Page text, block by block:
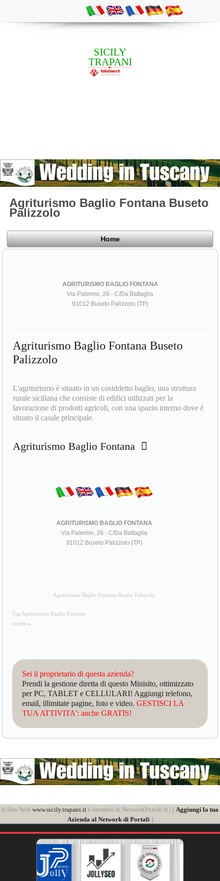
SICILY
TRAPANI
Agriturismo Baglio Fontana Buseto
Palizzolo
Home
AGRITURISMO BAGLIO FONTANA
Via Palermo, 26 - C/Da Battaglia
91012 Buseto Palizzolo (TP)
Agriturismo Baglio Fontana Buseto
Palizzolo
L'agriturismo è situato in un cosiddetto baglio, una struttura
rurale siciliana che consiste di edifici utilizzati per la
lavorazione di prodotti agricoli, con una spazio interno dove è
situato il casale principale.
Agriturismo Baglio Fontana
AGRITURISMO BAGLIO FONTANA
Via Palermo, 26 - C/Da Battaglia
91012 Buseto Palizzolo (TP)
Agriturismo Baglio Fontana Buseto Palizzolo
Tag Agriturismo Baglio Fontana
ricettiva
Sei il proprietario di questa azienda?
Prendi la gestione diretta di questo Minisito, ottimizzato
per PC, TABLET e CELLULARI! Aggiungi telefono,
email, illimitate pagine, foto e video.GESTISCI LA
TUA ATTIVITA': anche GRATIS!
il Sito Web www.sicily.trapani.it è membro di NetworkPortali.it | [ Aggiungi la tua
Azienda al Network di Portali]